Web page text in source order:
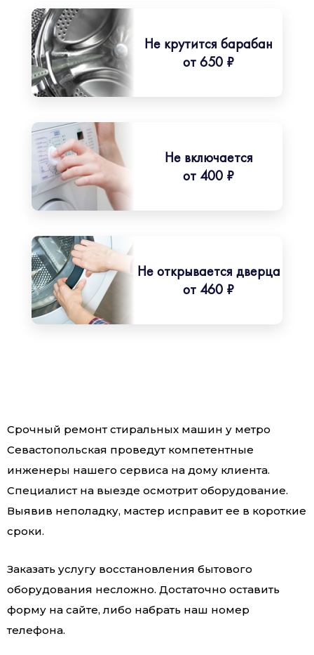
Не крутится барабан
от 650 ₽
Не включается
от 400 ₽
Не открывается дверца
от 460 ₽
Срочный ремонт стиральных машин у метро
Севастопольская проведут компетентные
инженеры нашего сервиса на дому клиента.
Специалист на выезде осмотрит оборудование.
Выявив неполадку, мастер исправит ее в короткие
сроки.
Заказать услугу восстановления бытового
оборудования несложно. Достаточно оставить
форму на сайте, либо набрать наш номер
телефона.